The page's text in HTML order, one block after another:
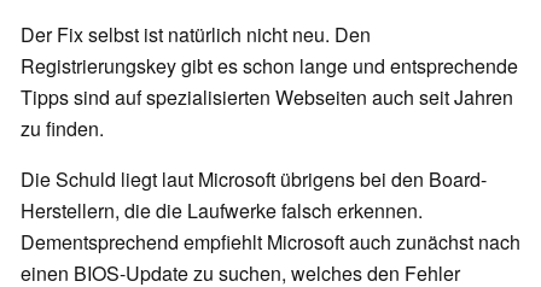
Der Fix selbst ist natürlich nicht neu. Den
Registrierungskey gibt es schon lange und entsprechende
Tipps sind auf spezialisierten Webseiten auch seit Jahren
zu finden.
Die Schuld liegt laut Microsoft übrigens bei den Board-
Herstellern, die die Laufwerke falsch erkennen.
Dementsprechend empfiehlt Microsoft auch zunächst nach
einen BIOS-Update zu suchen, welches den Fehler